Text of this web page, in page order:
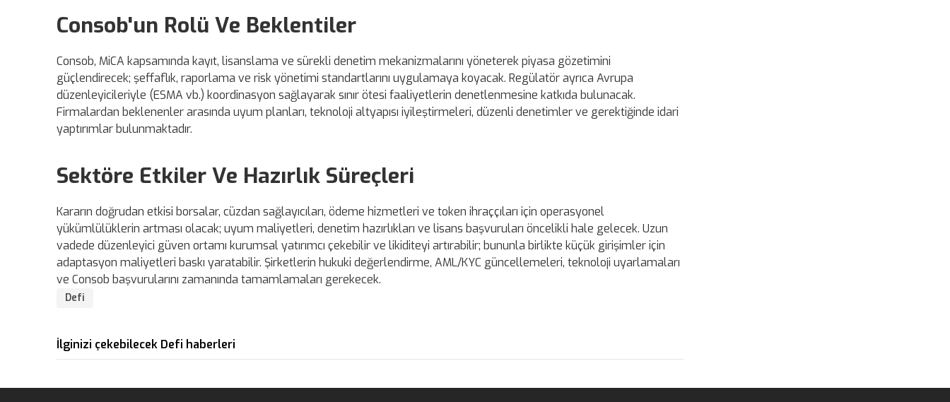
Consob'un Rolü Ve Beklentiler
Consob, MiCA kapsamında kayıt, lisanslama ve sürekli denetim mekanizmalarını yöneterek piyasa gözetimini
güçlendirecek; şeffaflık, raporlama ve risk yönetimi standartlarını uygulamaya koyacak. Regülatör ayrıca Avrupa
düzenleyicileriyle (ESMA vb.) koordinasyon sağlayarak sınır ötesi faaliyetlerin denetlenmesine katkıda bulunacak.
Firmalardan beklenenler arasında uyum planları, teknoloji altyapısı iyileştirmeleri, düzenli denetimler ve gerektiğinde idari
yaptırımlar bulunmaktadır.
Sektöre Etkiler Ve Hazırlık Süreçleri
Kararın doğrudan etkisi borsalar, cüzdan sağlayıcıları, ödeme hizmetleri ve token ihraççıları için operasyonel
yükümlülüklerin artması olacak; uyum maliyetleri, denetim hazırlıkları ve lisans başvuruları öncelikli hale gelecek. Uzun
vadede düzenleyici güven ortamı kurumsal yatırımcı çekebilir ve likiditeyi artırabilir; bununla birlikte küçük girişimler için
adaptasyon maliyetleri baskı yaratabilir. Şirketlerin hukuki değerlendirme, AML/KYC güncellemeleri, teknoloji uyarlamaları
ve Consob başvurularını zamanında tamamlamaları gerekecek.
Defi
İlginizi çekebilecek Defi haberleri